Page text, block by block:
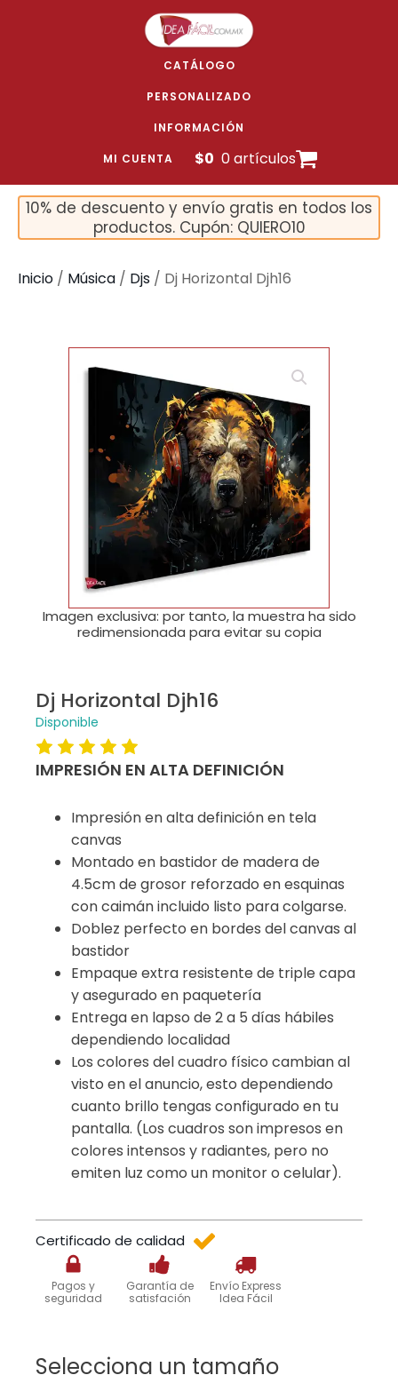
CATÁLOGO
PERSONALIZADO
INFORMACIÓN
MI CUENTA $0 0 artículos
10% de descuento y envío gratis en todos los
productos. Cupón: QUIERO10
Inicio / Música / Djs / Dj Horizontal Djh16
🔍
Imagen exclusiva: por tanto, la muestra ha sido
redimensionada para evitar su copia
Dj Horizontal Djh16
Disponible
IMPRESIÓN EN ALTA DEFINICIÓN
Impresión en alta definición en tela
canvas
Montado en bastidor de madera de
4.5cm de grosor reforzado en esquinas
con caimán incluido listo para colgarse.
Doblez perfecto en bordes del canvas al
bastidor
Empaque extra resistente de triple capa
y asegurado en paquetería
Entrega en lapso de 2 a 5 días hábiles
dependiendo localidad
Los colores del cuadro físico cambian al
visto en el anuncio, esto dependiendo
cuanto brillo tengas configurado en tu
pantalla. (Los cuadros son impresos en
colores intensos y radiantes, pero no
emiten luz como un monitor o celular).
Certificado de calidad
Pagos y
seguridad
Garantía de
satisfación
Envío Express
Idea Fácil
Selecciona un tamaño